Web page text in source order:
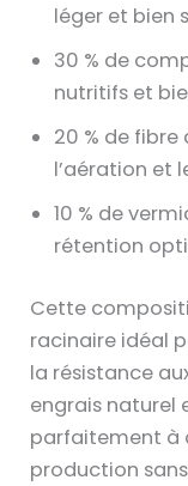
léger et bien
30 % de
nutritifs et
20 % de
l’aération et
10 % de
rétention
Cette
racinaire idéal
la résistance
engrais naturel
parfaitement à
production